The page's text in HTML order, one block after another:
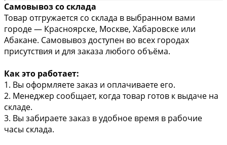
Самовывоз со склада
Товар отгружается со склада в выбранном вами
городе — Красноярске, Москве, Хабаровске или
Абакане. Самовывоз доступен во всех городах
присутствия и для заказа любого объёма.
Как это работает:
1. Вы оформляете заказ и оплачиваете его.
2. Менеджер сообщает, когда товар готов к выдаче на
складе.
3. Вы забираете заказ в удобное время в рабочие
часы склада.